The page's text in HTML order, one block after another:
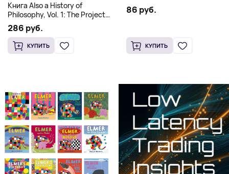
Книга Also a History of
Philosophy, Vol. 1: The Project
of a Genealogy of
Postmetaphysical Thinking
(Твердый переплет)
286 руб.
КУПИТЬ
86 руб.
КУПИТЬ